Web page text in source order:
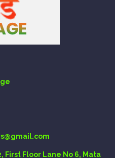
First Floor Lane No 6, Mata